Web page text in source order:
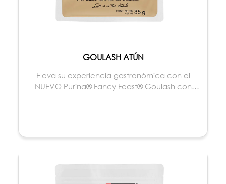
GOULASH ATÚN
Eleva su experiencia gastronómica con el
NUEVO Purina® Fancy Feast® Goulash con